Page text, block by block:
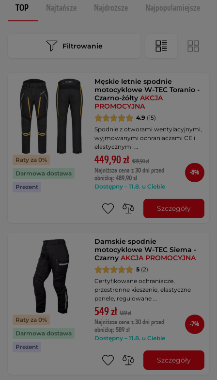
TOP Najtańsze Najdroższe Najpopularniejsze
Filtrowanie
Raty za 0%
Darmowa dostawa
Prezent
Męskie letnie spodnie
motocyklowe W-TEC Toranio -
Czarno-żółtyAKCJA
PROMOCYJNA
4.9 (15)
Spodnie z otworami wentylacyjnymi,
wyjmowanymi ochraniaczami CE i
elastycznymi …
449,90 zł 489,90 zł
Najniższa cena z 30 dni przed
obniżką: 489,90 zł
Dostępny – 11.8. u Ciebie
-8%
Szczegóły
Raty za 0%
Darmowa dostawa
Prezent
Damskie spodnie
motocyklowe W-TEC Siema -
CzarnyAKCJA PROMOCYJNA
5 (2)
Certyfikowane ochraniacze,
przestronne kieszenie, elastyczne
panele, regulowane …
549 zł 589 zł
Najniższa cena z 30 dni przed
obniżką: 589 zł
Dostępny – 11.8. u Ciebie
-7%
Szczegóły